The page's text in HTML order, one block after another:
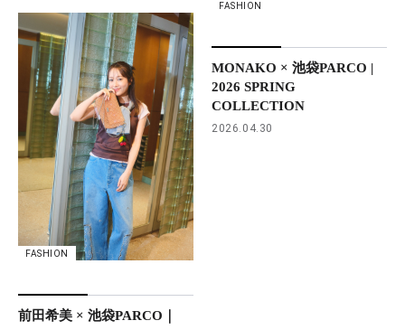
FASHION
前田希美 × 池袋PARCO｜
FASHION
MONAKO × 池袋PARCO |
2026 SPRING
COLLECTION
2026.04.30